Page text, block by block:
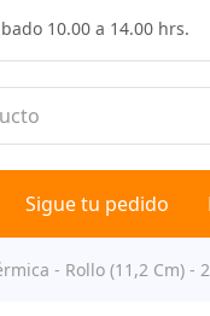
10.00 a 14.00 hrs.
Sigue tu pedido
- Rollo (11,2 Cm)